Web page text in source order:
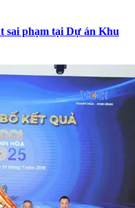
sai phạm tại Dự án Khu